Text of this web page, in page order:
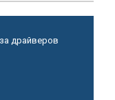
драйверов